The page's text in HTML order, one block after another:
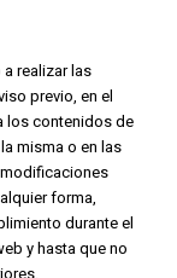
realizar las
previo, en el
los contenidos de
misma o en las
forma,
durante el
y hasta que no